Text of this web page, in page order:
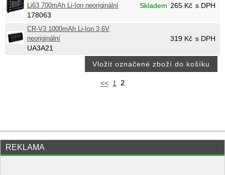
Li63 700mAh Li-Ion neoriginální
178063
Skladem 265 Kč s DPH
CR-V3 1000mAh Li-Ion 3,6V
neoriginální
UA3A21
319 Kč s DPH
<< 1 2
REKLAMA